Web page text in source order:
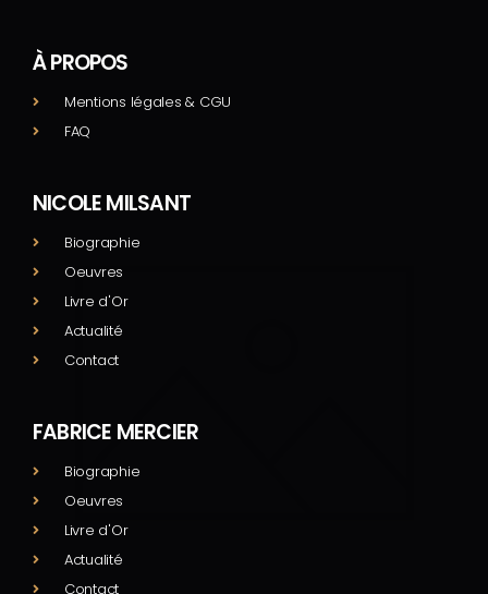
À PROPOS
Mentions légales & CGU
FAQ
NICOLE MILSANT
Biographie
Oeuvres
Livre d'Or
Actualité
Contact
FABRICE MERCIER
Biographie
Oeuvres
Livre d'Or
Actualité
Contact